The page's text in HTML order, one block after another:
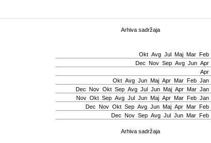
Arhiva sadržaja
Okt Avg Јul Мај Mar Feb
Dec Nov Sep Avg Јun Apr
Apr
Okt Avg Јun Мај Apr Mar Feb Jan
Dec Nov Okt Sep Avg Јul Јun Мај Apr Mar Jan
Nov Okt Sep Avg Јul Јun Мај Apr Mar Feb Jan
Dec Nov Okt Sep Avg Јun Мај Apr Mar Feb
Dec Nov Sep Avg Јul Јun Mar Feb
Arhiva sadržaja